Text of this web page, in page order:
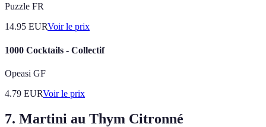
Puzzle FR
14.95 EURVoir le prix
1000 Cocktails - Collectif
Opeasi GF
4.79 EURVoir le prix
7. Martini au Thym Citronné